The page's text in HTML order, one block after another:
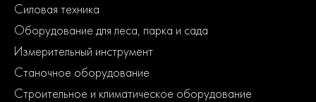
Силовая техника
Оборудование для леса, парка и сада
Измерительный инструмент
Станочное оборудование
Строительное и климатическое оборудование